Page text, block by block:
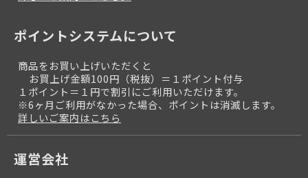
ポイントシステムについて
商品をお買い上げいただくと
お買上げ金額100円（税抜）＝１ポイント付与
１ポイント＝１円で割引にご利用いただけます。
※6ヶ月ご利用がなかった場合、ポイントは消滅します。
詳しいご案内はこちら
運営会社